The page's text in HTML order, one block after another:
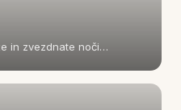
in zvezdnate noči…